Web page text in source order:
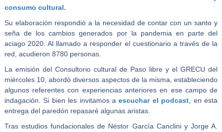
consumo cultural.
Su elaboración respondió a la necesidad de contar con un santo y
seña de los cambios generados por la pandemia en parte del
aciago 2020. Al llamado a responder el cuestionario a través de la
red, acudieron 8780 personas.
La emisión del Consultorio cultural de Paso libre y el GRECU del
miércoles 10, abordó diversos aspectos de la misma, estableciendo
algunos referentes con experiencias anteriores en ese campo de
indagación. Si bien les invitamos aescuchar el podcast , en esta
entrega del paredón repasaré algunas aristas.
Tras estudios fundacionales de Néstor García Canclini y Jorge A.